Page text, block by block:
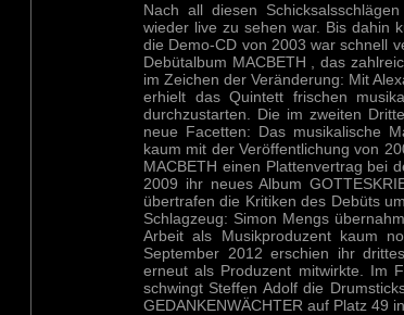
Nach all diesen
wieder live zu sehen war. Bis dahin
die Demo-CD von 2003 war schnell
Debütalbum MACBETH , das
im Zeichen der Veränderung: Mit
erhielt das Quintett frischen
durchzustarten. Die im zweiten
neue Facetten: Das musikalische
kaum mit der Veröffentlichung von
MACBETH einen Plattenvertrag bei
2009 ihr neues Album
übertrafen die Kritiken des Debüts
Schlagzeug: Simon Mengs
Arbeit als Musikproduzent kaum
September 2012 erschien ihr
erneut als Produzent mitwirkte. Im
schwingt Steffen Adolf die
GEDANKENWÄCHTER auf Platz 49